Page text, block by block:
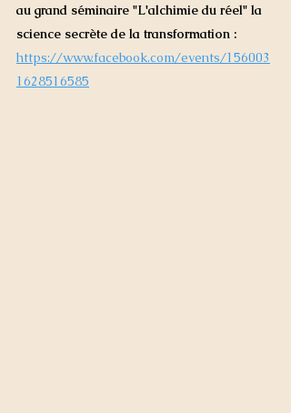
au grand séminaire "L'alchimie du réel" la
science secrète de la transformation :
https://www.facebook.com/events/156003
1628516585